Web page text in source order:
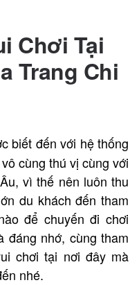
Chơi Tại
Trang Chi
biết đến với hệ thống
cùng thú vị cùng với
vì thế nên luôn thu
du khách đến tham
để chuyến đi chơi
đáng nhớ, cùng tham
chơi tại nơi đây mà
nhé.